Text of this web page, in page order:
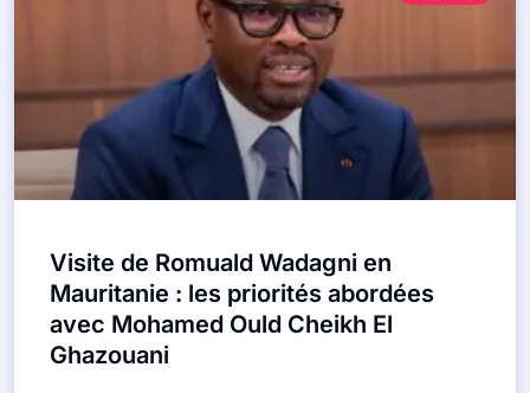
Visite de Romuald Wadagni en
Mauritanie : les priorités abordées
avec Mohamed Ould Cheikh El
Ghazouani